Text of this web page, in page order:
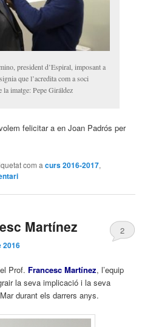
president d’Espiral, imposant a
que l’acredita com a soci
la imatge: Pepe Giráldez
felicitar a en Joan Padrós per
com a curs 2016-2017,
Martínez
2016
2
Prof. Francesc Martínez, l’equip
la seva implicació i la seva
durant els darrers anys.